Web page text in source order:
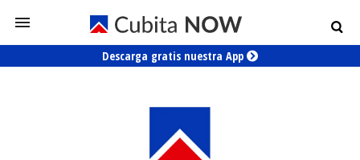
Descarga gratis nuestra App